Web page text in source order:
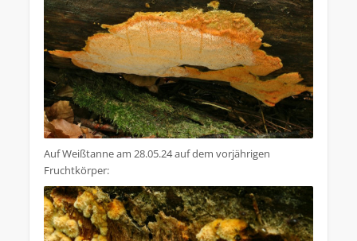
Auf Weißtanne am 28.05.24 auf dem vorjährigen
Fruchtkörper: